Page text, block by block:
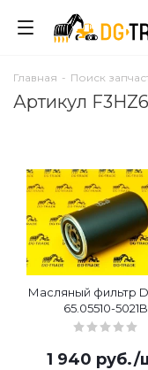
Главная - Поиск
Артикул
Масляный фильтр
65.05510-5021B
1 940 руб./